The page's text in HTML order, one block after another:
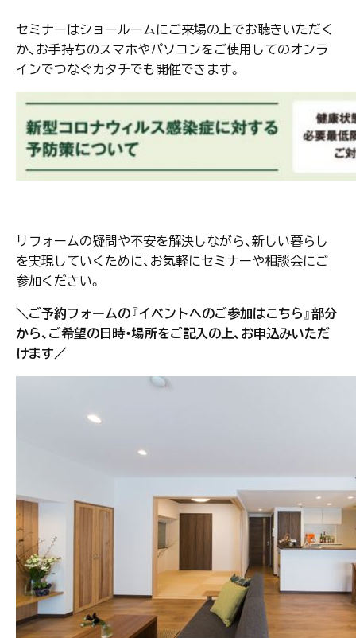
セミナーはショールームにご来場の上でお聴きいただく
か、お手持ちのスマホやパソコンをご使用してのオンラ
インでつなぐカタチでも開催できます。
リフォームの疑問や不安を解決しながら、新しい暮らし
を実現していくために、お気軽にセミナーや相談会にご
参加ください。
＼ご予約フォームの『イベントへのご参加はこちら』部分
から、ご希望の日時・場所をご記入の上、お申込みいただ
けます／